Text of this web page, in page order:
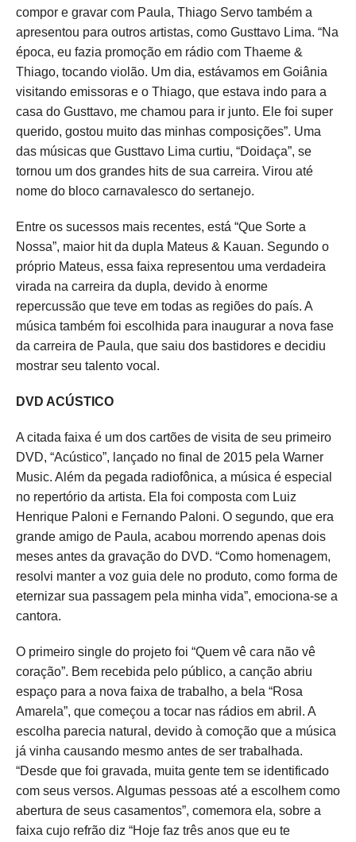
compor e gravar com Paula, Thiago Servo também a
apresentou para outros artistas, como Gusttavo Lima. “Na
época, eu fazia promoção em rádio com Thaeme &
Thiago, tocando violão. Um dia, estávamos em Goiânia
visitando emissoras e o Thiago, que estava indo para a
casa do Gusttavo, me chamou para ir junto. Ele foi super
querido, gostou muito das minhas composições”. Uma
das músicas que Gusttavo Lima curtiu, “Doidaça”, se
tornou um dos grandes hits de sua carreira. Virou até
nome do bloco carnavalesco do sertanejo.
Entre os sucessos mais recentes, está “Que Sorte a
Nossa”, maior hit da dupla Mateus & Kauan. Segundo o
próprio Mateus, essa faixa representou uma verdadeira
virada na carreira da dupla, devido à enorme
repercussão que teve em todas as regiões do país. A
música também foi escolhida para inaugurar a nova fase
da carreira de Paula, que saiu dos bastidores e decidiu
mostrar seu talento vocal.
DVD ACÚSTICO
A citada faixa é um dos cartões de visita de seu primeiro
DVD, “Acústico”, lançado no final de 2015 pela Warner
Music. Além da pegada radiofônica, a música é especial
no repertório da artista. Ela foi composta com Luiz
Henrique Paloni e Fernando Paloni. O segundo, que era
grande amigo de Paula, acabou morrendo apenas dois
meses antes da gravação do DVD. “Como homenagem,
resolvi manter a voz guia dele no produto, como forma de
eternizar sua passagem pela minha vida”, emociona-se a
cantora.
O primeiro single do projeto foi “Quem vê cara não vê
coração”. Bem recebida pelo público, a canção abriu
espaço para a nova faixa de trabalho, a bela “Rosa
Amarela”, que começou a tocar nas rádios em abril. A
escolha parecia natural, devido à comoção que a música
já vinha causando mesmo antes de ser trabalhada.
“Desde que foi gravada, muita gente tem se identificado
com seus versos. Algumas pessoas até a escolhem como
abertura de seus casamentos”, comemora ela, sobre a
faixa cujo refrão diz “Hoje faz três anos que eu te